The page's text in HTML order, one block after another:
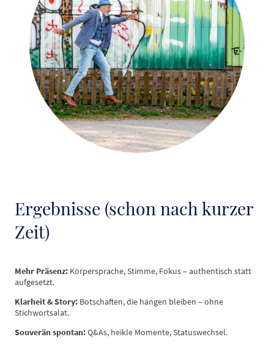
Ergebnisse (schon nach kurzer
Zeit)
Mehr Präsenz: Körpersprache, Stimme, Fokus – authentisch statt
aufgesetzt.
Klarheit & Story: Botschaften, die hängen bleiben – ohne
Stichwortsalat.
Souverän spontan:Q&As, heikle Momente, Statuswechsel.